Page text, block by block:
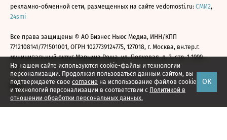
На нашем сайте используются cookie-файлы и технологии
персонализации. Продолжая пользоваться данным сайтом, вы
подтверждаете свое согласие на использование файлов cookie
и технологий персонализации в соответствии с Политикой в
отношении обработки персональных данных.
ОК
рекламно-обменной сети, размещенных на сайте vedomosti.ru: СМИ2,
24smi
Все права защищены © АО Бизнес Ньюс Медиа, ИНН/КПП
7712108141/771501001, ОГРН 1027739124775, 127018, г. Москва, вн.тер.г.
муниципальный округ Марьина Роща, ул. Полковая, д. 3, стр. 1 1999—
2026